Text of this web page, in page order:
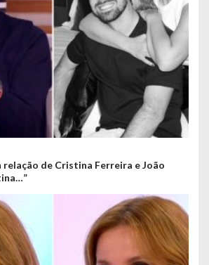
de Cristina Ferreira e João